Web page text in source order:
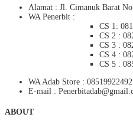
Alamat : Jl. Cimanuk Barat
WA Penerbit :
CS 1:
CS 2 :
CS 3 :
CS 4 :
CS 5 :
WA Adab Store :
E-mail :
ABOUT